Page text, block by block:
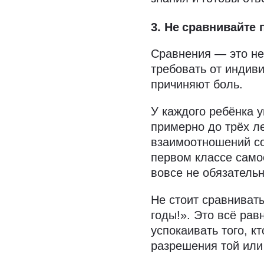
3. Не сравнивайте
Сравнения — это
требовать от
причиняют боль.
У каждого ребёнка
примерно до трёх
взаимоотношений
первом классе
вовсе не
Не стоит
годы!». Это всё
успокаивать того,
разрешения той